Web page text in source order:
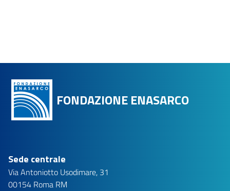
FONDAZIONE ENASARCO
Sede centrale
Via Antoniotto Usodimare, 31
00154 Roma RM